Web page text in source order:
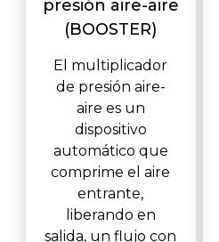
presión aire-aire
(BOOSTER)
El multiplicador
de presión aire-
aire es un
dispositivo
automático que
comprime el aire
entrante,
liberando en
salida, un flujo con